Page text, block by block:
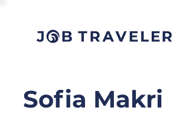
Sofia Makri